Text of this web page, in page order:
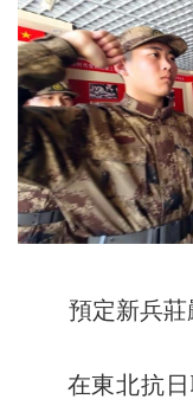
預定新兵
在東北抗日